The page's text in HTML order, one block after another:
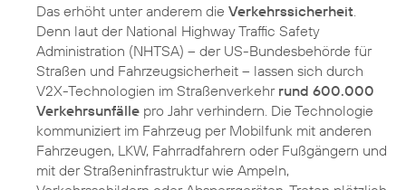
Das erhöht unter anderem die Verkehrssicherheit
Denn laut der National Highway Traffic Safety
Administration (NHTSA) – der US-Bundesbehörde für
Straßen und Fahrzeugsicherheit – lassen sich durch
V2X-Technologien im Straßenverkehr rund 600.000
Verkehrsunfälle pro Jahr verhindern. Die Technologie
kommuniziert im Fahrzeug per Mobilfunk mit anderen
Fahrzeugen, LKW, Fahrradfahrern oder Fußgängern und
mit der Straßeninfrastruktur wie Ampeln,